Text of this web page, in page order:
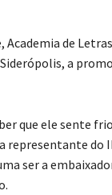
de
a
que ele sente
do
ser a